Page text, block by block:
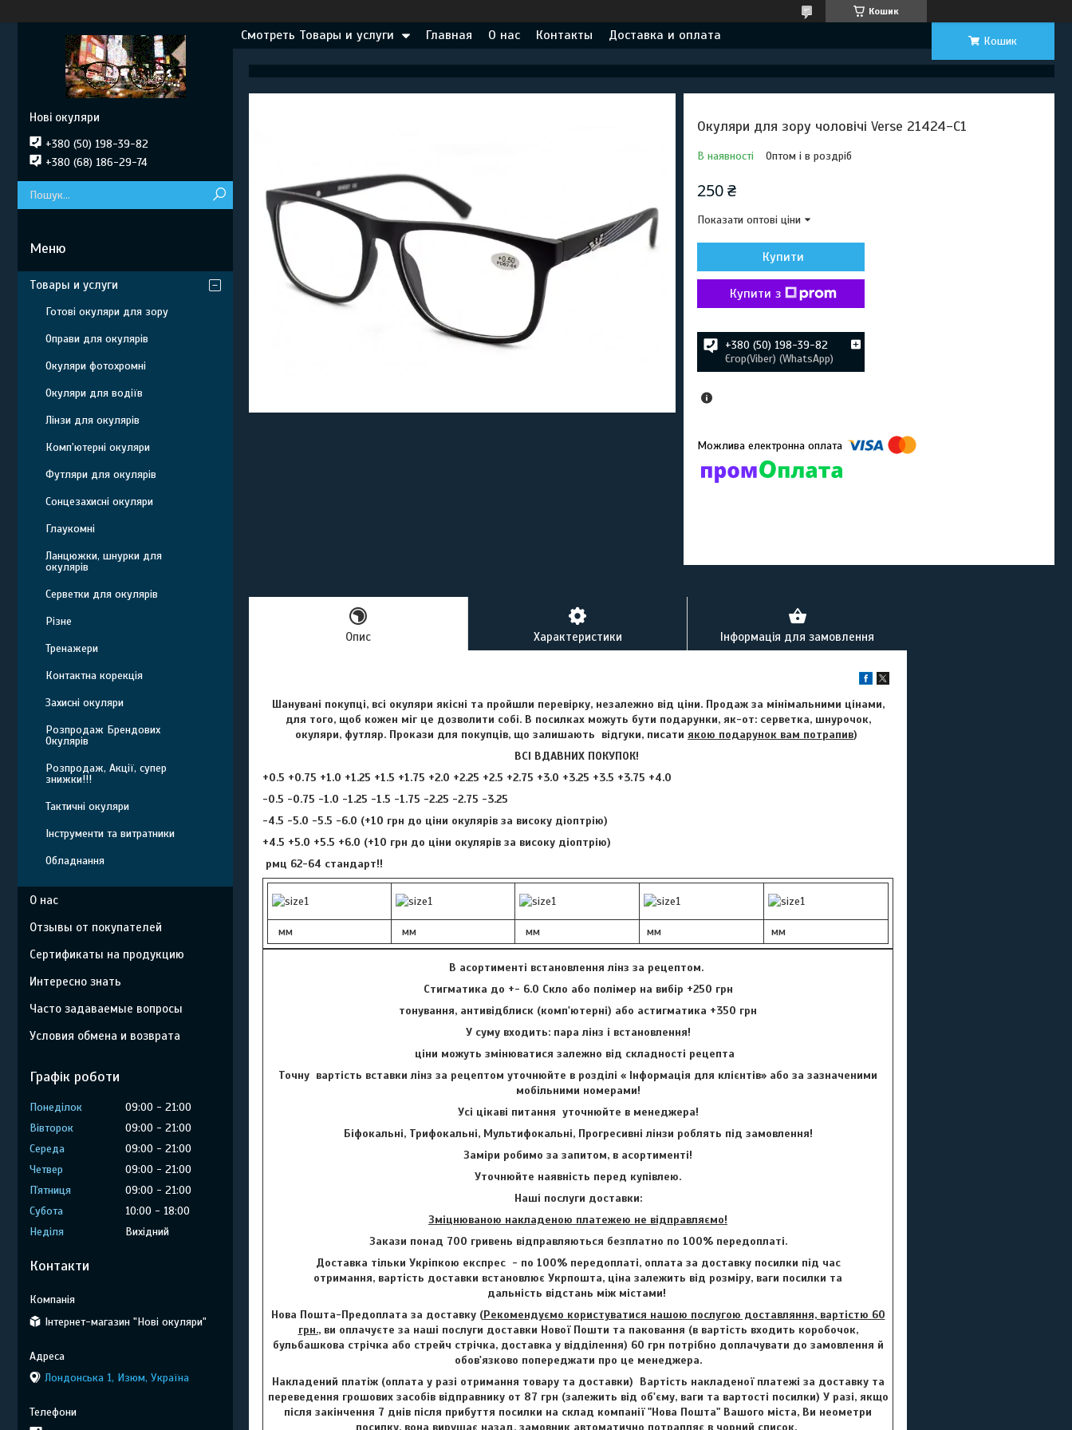
Кошик
Смотреть Товары и услуги Главная О нас Контакты Доставка и оплата Кошик
Окуляри для зору чоловічі Verse 21424-C1
В наявності Оптом і в роздріб
250 ₴
Показати оптові ціни
Купити
Купити з
+380 (50) 198-39-82
Єгор(Viber) (WhatsApp)
Опис Характеристики Інформація для замовлення
Шанувані покупці, всі окуляри якісні та пройшли перевірку, незалежно від ціни. Продаж за мінімальними цінами,
для того, щоб кожен міг це дозволити собі. В посилках можуть бути подарунки, як-от: серветка, шнурочок,
окуляри, футляр. Прокази для покупців, що залишають відгуки, писати якою подарунок вам потрапив)
ВСІ ВДАВНИХ ПОКУПОК!
+0.5 +0.75 +1.0 +1.25 +1.5 +1.75 +2.0 +2.25 +2.5 +2.75 +3.0 +3.25 +3.5 +3.75 +4.0
-0.5 -0.75 -1.0 -1.25 -1.5 -1.75 -2.25 -2.75 -3.25
-4.5 -5.0 -5.5 -6.0 (+10 грн до ціни окулярів за високу діоптрію)
+4.5 +5.0 +5.5 +6.0 (+10 грн до ціни окулярів за високу діоптрію)
рмц 62-64 стандарт!!
мм мм мм мм мм
В асортименті встановлення лінз за рецептом.
Стигматика до +- 6.0 Скло або полімер на вибір +250 грн
тонування, антивідблиск (комп'ютерні) або астигматика +350 грн
У суму входить: пара лінз і встановлення!
ціни можуть змінюватися залежно від складності рецепта
Точну вартість вставки лінз за рецептом уточнюйте в розділі « Інформація для клієнтів» або за зазначеними
мобільними номерами!
Усі цікаві питання уточнюйте в менеджера!
Біфокальні, Трифокальні, Мультифокальні, Прогресивні лінзи роблять під замовлення!
Заміри робимо за запитом, в асортименті!
Уточнюйте наявність перед купівлею.
Наші послуги доставки:
Зміцнюваною накладеною платежею не відправляємо!
Закази понад 700 гривень відправляються безплатно по 100% передоплаті.
Доставка тільки Укріпкою експрес - по 100% передоплаті, оплата за доставку посилки під час
отримання, вартість доставки встановлює Укрпошта, ціна залежить від розміру, ваги посилки та
дальність відстань між містами!
Нова Пошта-Предоплата за доставку (Рекомендуємо користуватися нашою послугою доставляння, вартістю 60
грн., ви оплачуєте за наші послуги доставки Нової Пошти та паковання (в вартість входить коробочок,
бульбашкова стрічка або стрейч стрічка, доставка у відділення) 60 грн потрібно доплачувати до замовлення й
обов'язково попереджати про це менеджера.
Накладений платіж (оплата у разі отримання товару та доставки) Вартість накладеної платежі за доставку та
переведення грошових засобів відправнику от 87 грн (залежить від об'єму, ваги та вартості посилки) У разі, якщо
після закінчення 7 днів після прибуття посилки на склад компанії "Нова Пошта" Вашого міста, Ви неометри
посилку, вона вирушає назад, замовник автоматично потрапляє в чорний список.
Нові окуляри
+380 (50) 198-39-82
+380 (68) 186-29-74
Товары и услуги
Готові окуляри для зору
Оправи для окулярів
Окуляри фотохромні
Окуляри для водіїв
Лінзи для окулярів
Комп'ютерні окуляри
Футляри для окулярів
Сонцезахисні окуляри
Глаукомні
Ланцюжки, шнурки для
окулярів
Серветки для окулярів
Різне
Тренажери
Контактна корекція
Захисні окуляри
Розпродаж Брендових
Окулярів
Розпродаж, Акції, супер
знижки!!!
Тактичні окуляри
Інструменти та витратники
Обладнання
О нас
Отзывы от покупателей
Сертификаты на продукцию
Интересно знать
Часто задаваемые вопросы
Условия обмена и возврата
Графік роботи
Понеділок 09:00
21:00
Вівторок
09:00
21:00
Середа
09:00
21:00
Четвер
09:00
21:00
Пʼятниця
09:00
21:00
Субота
10:00
18:00
Неділя
Вихідний
Контакти
Інтернет-магазин "Нові окуляри"
Лондонська 1, Изюм, Україна